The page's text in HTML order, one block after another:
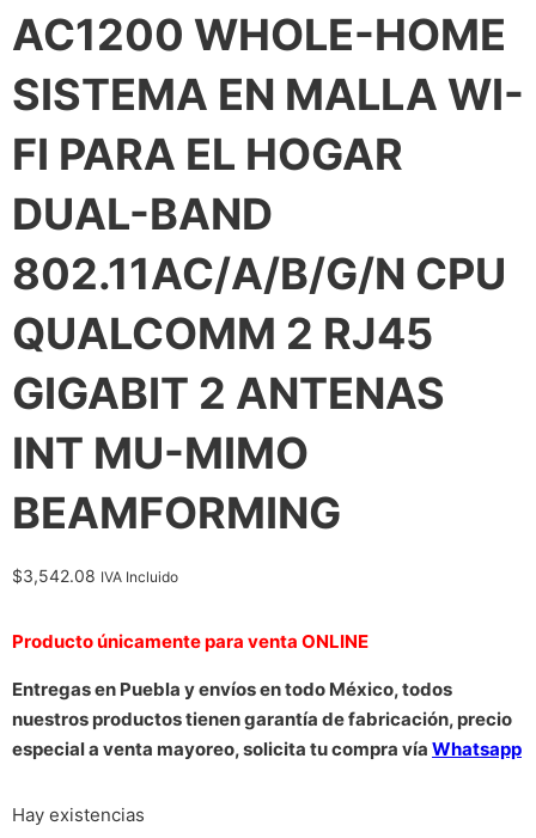
AC1200 WHOLE-HOME
SISTEMA EN MALLA WI-
FI PARA EL HOGAR
DUAL-BAND
802.11AC/A/B/G/N CPU
QUALCOMM 2 RJ45
GIGABIT 2 ANTENAS
INT MU-MIMO
BEAMFORMING
$3,542.08 IVA Incluido
Producto únicamente para venta ONLINE
Entregas en Puebla y envíos en todo México, todos
nuestros productos tienen garantía de fabricación, precio
especial a venta mayoreo, solicita tu compra vía Whatsapp
Hay existencias